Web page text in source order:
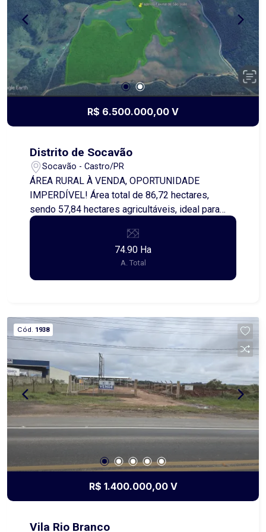
construir o lar dos seus sonhos ou investir com
segurança, este é o lugar ideal. Entre em contato
e saiba mais sobre essa excelente oportunidade!
R$ 6.500.000,00 V
Distrito de Socavão
Socavão - Castro/PR
ÁREA RURAL À VENDA, OPORTUNIDADE
IMPERDÍVEL! Área total de 86,72 hectares,
sendo 57,84 hectares agricultáveis, ideal para
cultivo e produção agrícola. - Excelente
aproveitamento de solo - Topografia favorável -
Ideal para quem busca investimento rural com
alto potencial produtivo Entre em contato para
mais informações e agendar uma visita!
74.90 Ha
A. Total
Cód. 1938
R$ 1.400.000,00 V
Vila Rio Branco